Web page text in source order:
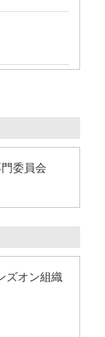
委員会
ズオン組織